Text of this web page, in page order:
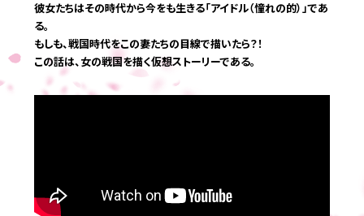
全国展開について
よくある質問
彼女たちはその時代から今をも生きる「アイドル（憧れの的）」であ
る。
もしも、戦国時代をこの妻たちの目線で描いたら？！
この話は、女の戦国を描く仮想ストーリーである。